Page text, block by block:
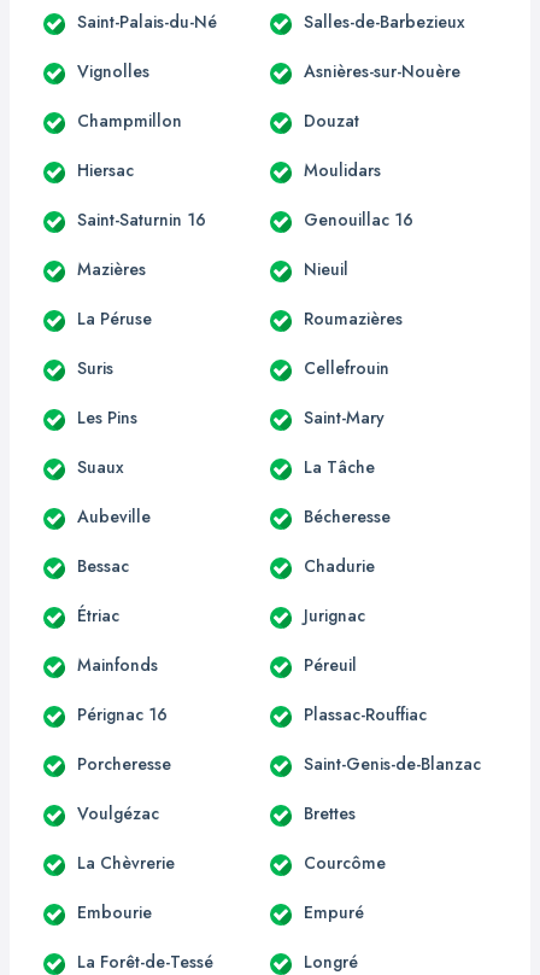
Saint-Palais-du-Né Salles-de-Barbezieux
Vignolles Asnières-sur-Nouère
Champmillon Douzat
Hiersac Moulidars
Saint-Saturnin 16 Genouillac 16
Mazières Nieuil
La Péruse Roumazières
Suris Cellefrouin
Les Pins Saint-Mary
Suaux La Tâche
Aubeville Bécheresse
Bessac Chadurie
Étriac Jurignac
Mainfonds Péreuil
Pérignac 16 Plassac-Rouffiac
Porcheresse Saint-Genis-de-Blanzac
Voulgézac Brettes
La Chèvrerie Courcôme
Embourie Empuré
La Forêt-de-Tessé Longré